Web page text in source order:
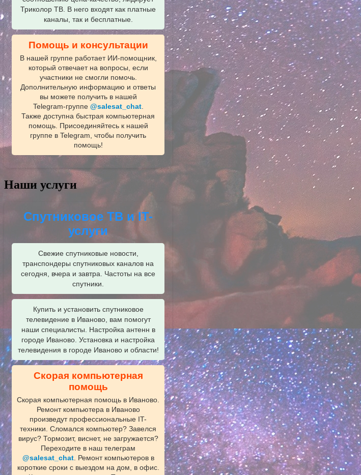
Триколор ТВ. В него входят как платные
каналы, так и бесплатные.
Помощь и консультации
В нашей группе работает ИИ‑помощник,
который отвечает на вопросы, если
участники не смогли помочь.
Дополнительную информацию и ответы
вы можете получить в нашей
Telegram‑группе @salesat_chat.
Также доступна быстрая компьютерная
помощь. Присоединяйтесь к нашей
группе в Telegram, чтобы получить
помощь!
Наши услуги
Спутниковое ТВ и IT-
услуги
Свежие спутниковые новости,
транспондеры спутниковых каналов на
сегодня, вчера и завтра. Частоты на все
спутники.
Купить и установить спутниковое
телевидение в Иваново, вам помогут
наши специалисты. Настройка антенн в
городе Иваново. Установка и настройка
телевидения в городе Иваново и области!
Скорая компьютерная
помощь
Скорая компьютерная помощь в Иваново.
Ремонт компьютера в Иваново
произведут профессиональные IT-
техники. Сломался компьютер? Завелся
вирус? Тормозит, виснет, не загружается?
Переходите в наш телеграм
@salesat_chat. Ремонт компьютеров в
короткие сроки с выездом на дом, в офис.